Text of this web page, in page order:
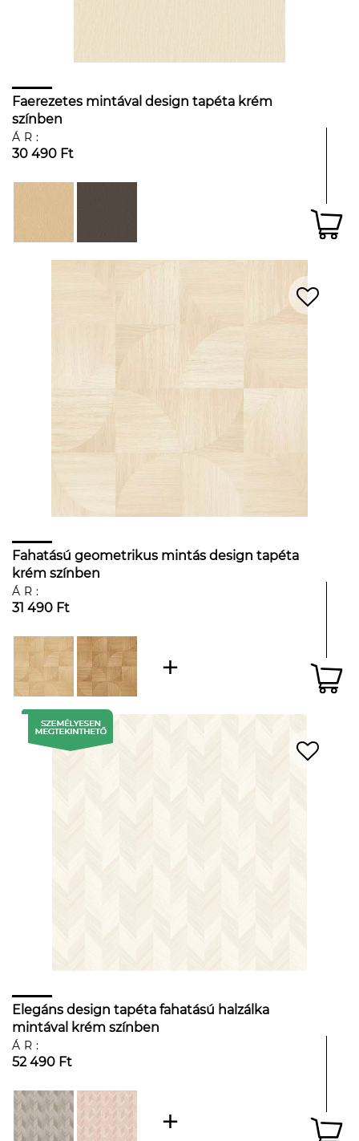
Faerezetes mintával design tapéta krém
színben
ÁR:
30 490 Ft
Fahatású geometrikus mintás design tapéta
krém színben
ÁR:
31 490 Ft
Elegáns design tapéta fahatású halzálka
mintával krém színben
ÁR:
52 490 Ft